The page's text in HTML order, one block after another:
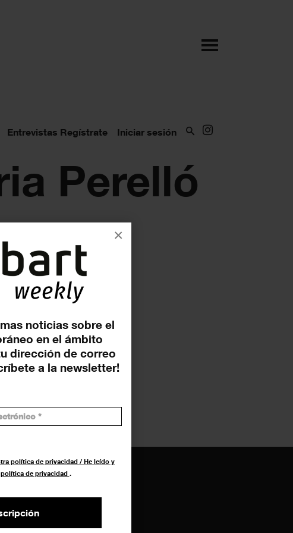
noticias sobre el
en el ámbito
dirección de correo
a la newsletter!
política de privacidad / He leído y
de privacidad .
×
Entrevistas Regístrate Iniciar sesión
Perelló